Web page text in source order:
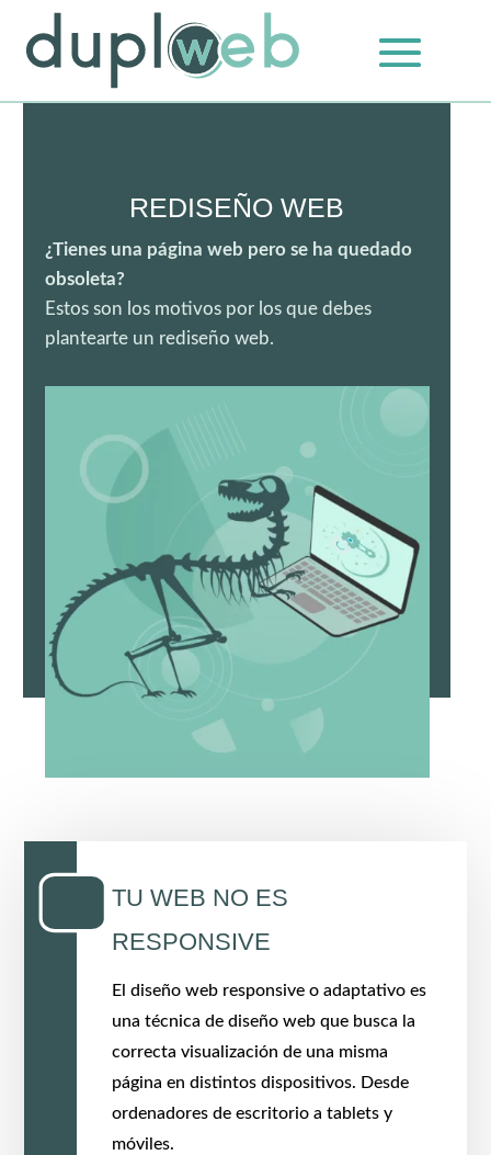
REDISEÑO WEB
¿Tienes una página web pero se ha quedado
obsoleta?
Estos son los motivos por los que debes
plantearte un rediseño web.
TU WEB NO ES
RESPONSIVE
El diseño web responsive o adaptativo es
una técnica de diseño web que busca la
correcta visualización de una misma
página en distintos dispositivos. Desde
ordenadores de escritorio a tablets y
móviles.